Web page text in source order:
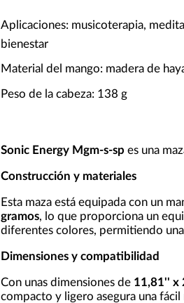
Aplicaciones: musicoterapia,
bienestar
Material del mango: madera de
Peso de la cabeza: 138 g
Sonic Energy Mgm-s-sp es una
Construcción y materiales
Esta maza está equipada con un
gramos, lo que proporciona un
diferentes colores, permitiendo
Dimensiones y compatibilidad
Con unas dimensiones de 11,81'' x
compacto y ligero asegura una